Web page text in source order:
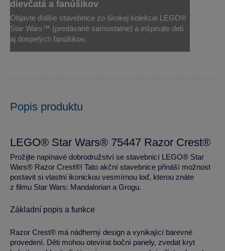
dievčatá a fanúšikov
Objavte ďalšie stavebnice zo širokej kolekcie LEGO®
Star Wars™ (predávané samostatne) a inšpirujte deti
aj dospelých fanúšikov.
Popis produktu
LEGO® Star Wars® 75447 Razor Crest®
Prožijte napínavé dobrodružství se stavebnicí LEGO® Star
Wars® Razor Crest®! Tato akční stavebnice přináší možnost
postavit si vlastní ikonickou vesmírnou loď, kterou znáte
z filmu Star Wars: Mandalorian a Grogu.
Základní popis a funkce
Razor Crest® má nádherný design a vynikající barevné
provedení. Děti mohou otevírat boční panely, zvedat kryt